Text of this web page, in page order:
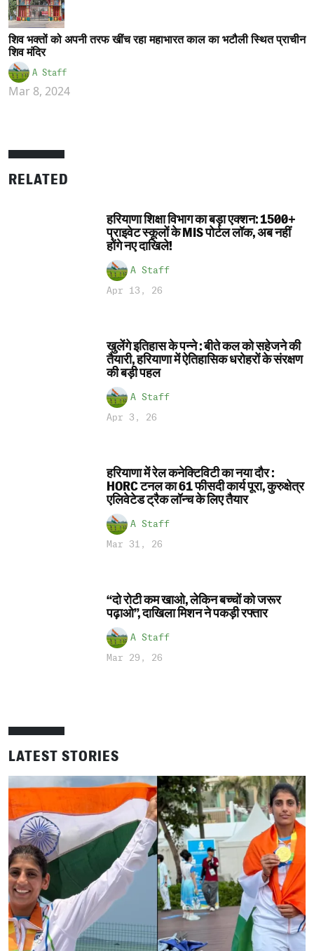
शिव भक्तों को अपनी तरफ खींच रहा महाभारत काल का भटौली स्थित प्राचीन
शिव मंदिर
A Staff
Mar 8, 2024
RELATED
हरियाणा शिक्षा विभाग का बड़ा एक्शन: 1500+
प्राइवेट स्कूलों के MIS पोर्टल लॉक, अब नहीं
होंगे नए दाखिले!
A Staff
Apr 13, 26
खुलेंगे इतिहास के पन्ने : बीते कल को सहेजने की
तैयारी, हरियाणा में ऐतिहासिक धरोहरों के संरक्षण
की बड़ी पहल
A Staff
Apr 3, 26
हरियाणा में रेल कनेक्टिविटी का नया दौर :
HORC टनल का 61 फीसदी कार्य पूरा, कुरुक्षेत्र
एलिवेटेड ट्रैक लॉन्च के लिए तैयार
A Staff
Mar 31, 26
“दो रोटी कम खाओ, लेकिन बच्चों को जरूर
पढ़ाओ”, दाखिला मिशन ने पकड़ी रफ्तार
A Staff
Mar 29, 26
LATEST STORIES